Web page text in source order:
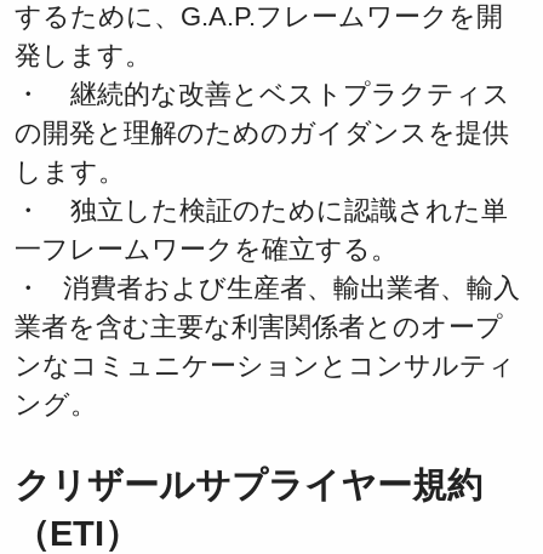
するために、G.A.P.フレームワークを開
発します。
・ 継続的な改善とベストプラクティス
の開発と理解のためのガイダンスを提供
します。
・ 独立した検証のために認識された単
一フレームワークを確立する。
・ 消費者および生産者、輸出業者、輸入
業者を含む主要な利害関係者とのオープ
ンなコミュニケーションとコンサルティ
ング。
クリザールサプライヤー規約
（ETI）